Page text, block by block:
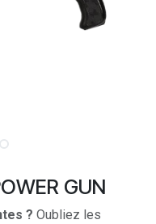
GUN
? Oubliez les